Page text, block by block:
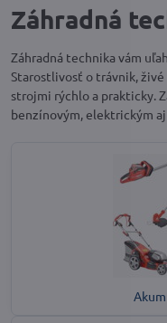
Záhradná
Záhradná technika vám
Starostlivosť o trávnik,
strojmi rýchlo a prakticky.
benzínovým, elektrickým